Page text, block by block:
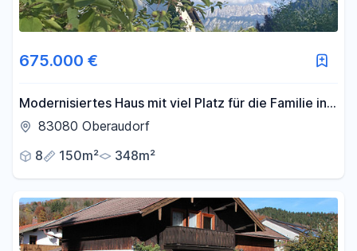
675.000 €
Modernisiertes Haus mit viel Platz für die Familie in
traumhafter Lage
83080 Oberaudorf
8
150m² 348m²